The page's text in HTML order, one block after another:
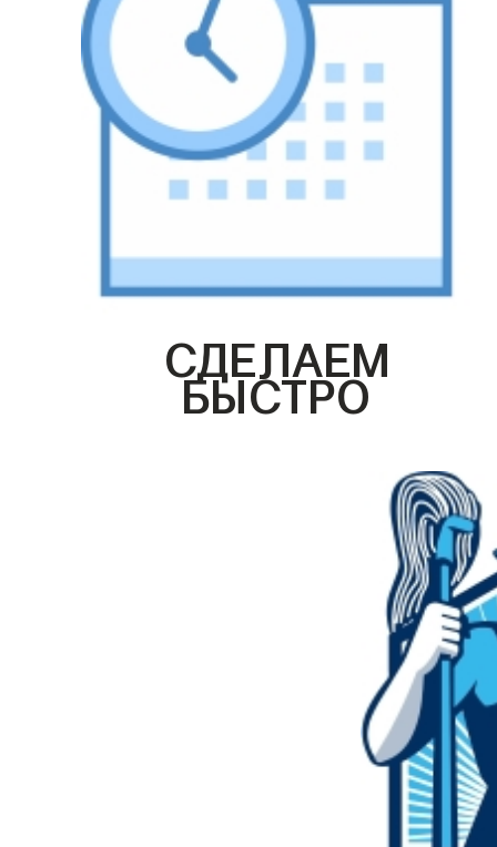
СДЕЛАЕМ
БЫСТРО